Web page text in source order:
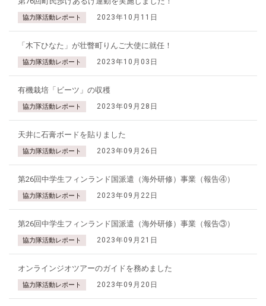
協力隊活動レポート 2023年10月11日
「木下ひなた」が壮瞥町りんご大使に就任！
協力隊活動レポート 2023年10月03日
有機栽培「ビーツ」の収穫
協力隊活動レポート 2023年09月28日
天井に石膏ボードを貼りました
協力隊活動レポート 2023年09月26日
第26回中学生フィンランド国派遣（海外研修）事業（報告④）
協力隊活動レポート 2023年09月22日
第26回中学生フィンランド国派遣（海外研修）事業（報告③）
協力隊活動レポート 2023年09月21日
オンラインジオツアーのガイドを務めました
協力隊活動レポート 2023年09月20日